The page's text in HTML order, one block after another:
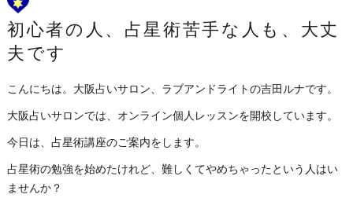
初心者の人、占星術苦手な人も、大丈
夫です
こんにちは。大阪占いサロン、ラブアンドライトの吉田ルナです。
大阪占いサロンでは、オンライン個人レッスンを開校しています。
今日は、占星術講座のご案内をします。
占星術の勉強を始めたけれど、難しくてやめちゃったという人はい
ませんか？